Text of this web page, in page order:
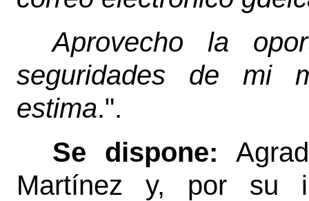
Aprovecho la
seguridades de mi
estima.".
Se dispone:
Martínez y, por su